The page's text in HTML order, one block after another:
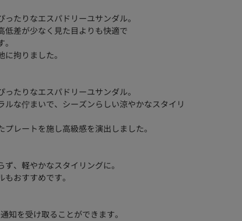
たりなエスパドリーユサンダル。
低差が少なく見た目よりも快適で
拘りました。
たりなエスパドリーユサンダル。
な佇まいで、シーズンらしい涼やかなスタイリ
レートを施し高級感を演出しました。
、軽やかなスタイリングに。
おすすめです。
知を受け取ることができます。